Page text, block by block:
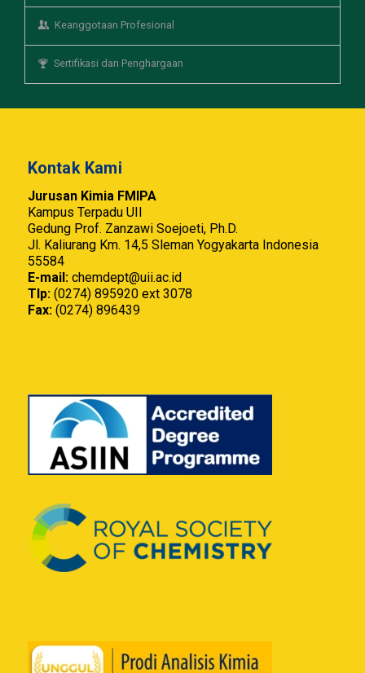
Keanggotaan Profesional
Sertifikasi dan Penghargaan
Kontak Kami
Jurusan Kimia FMIPA
Kampus Terpadu UII
Gedung Prof. Zanzawi Soejoeti, Ph.D.
Jl. Kaliurang Km. 14,5 Sleman Yogyakarta Indonesia
55584
E-mail: chemdept@uii.ac.id
Tlp:(0274) 895920 ext 3078
Fax:(0274) 896439